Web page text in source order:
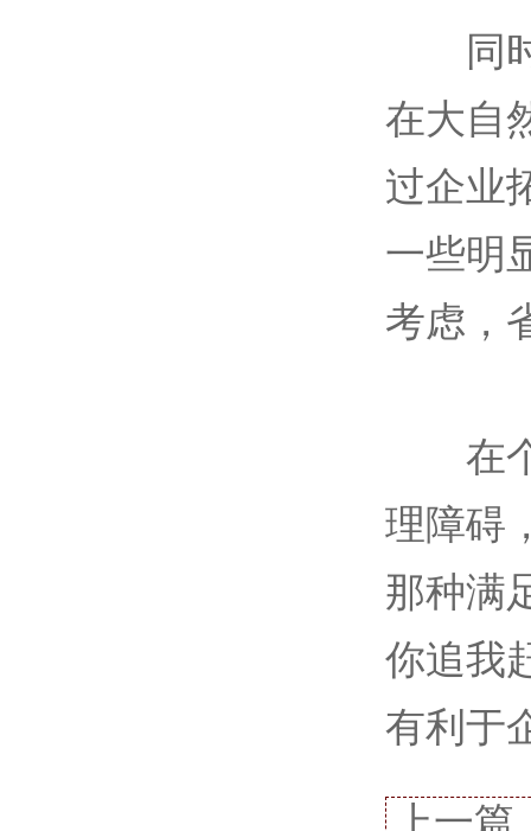
同时
在大自
过企业
一些明
考虑，
在个
理障碍
那种满
你追我
有利于
上一篇